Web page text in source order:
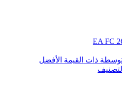
ذات القيمة الأفضل